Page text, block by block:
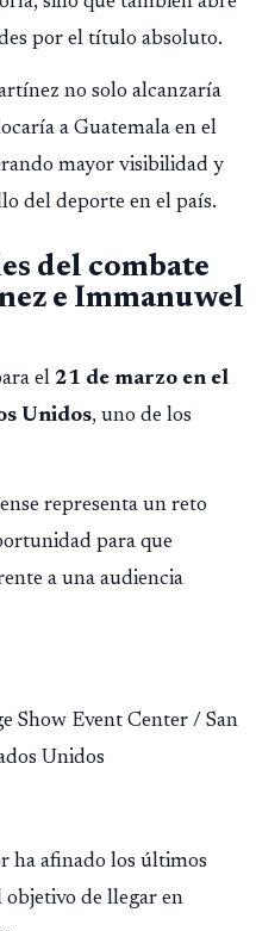
por el título absoluto.
no solo alcanzaría
a Guatemala en el
mayor visibilidad y
del deporte en el país.
del combate
e Immanuwel
el 21 de marzo en el
Unidos, uno de los
representa un reto
para que
a una audiencia
Show Event Center / San
Unidos
ha afinado los últimos
objetivo de llegar en